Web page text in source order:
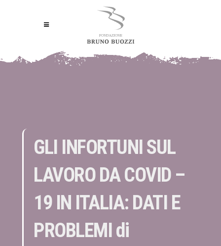
GLI INFORTUNI SUL
LAVORO DA COVID –
19 IN ITALIA: DATI E
PROBLEMI di